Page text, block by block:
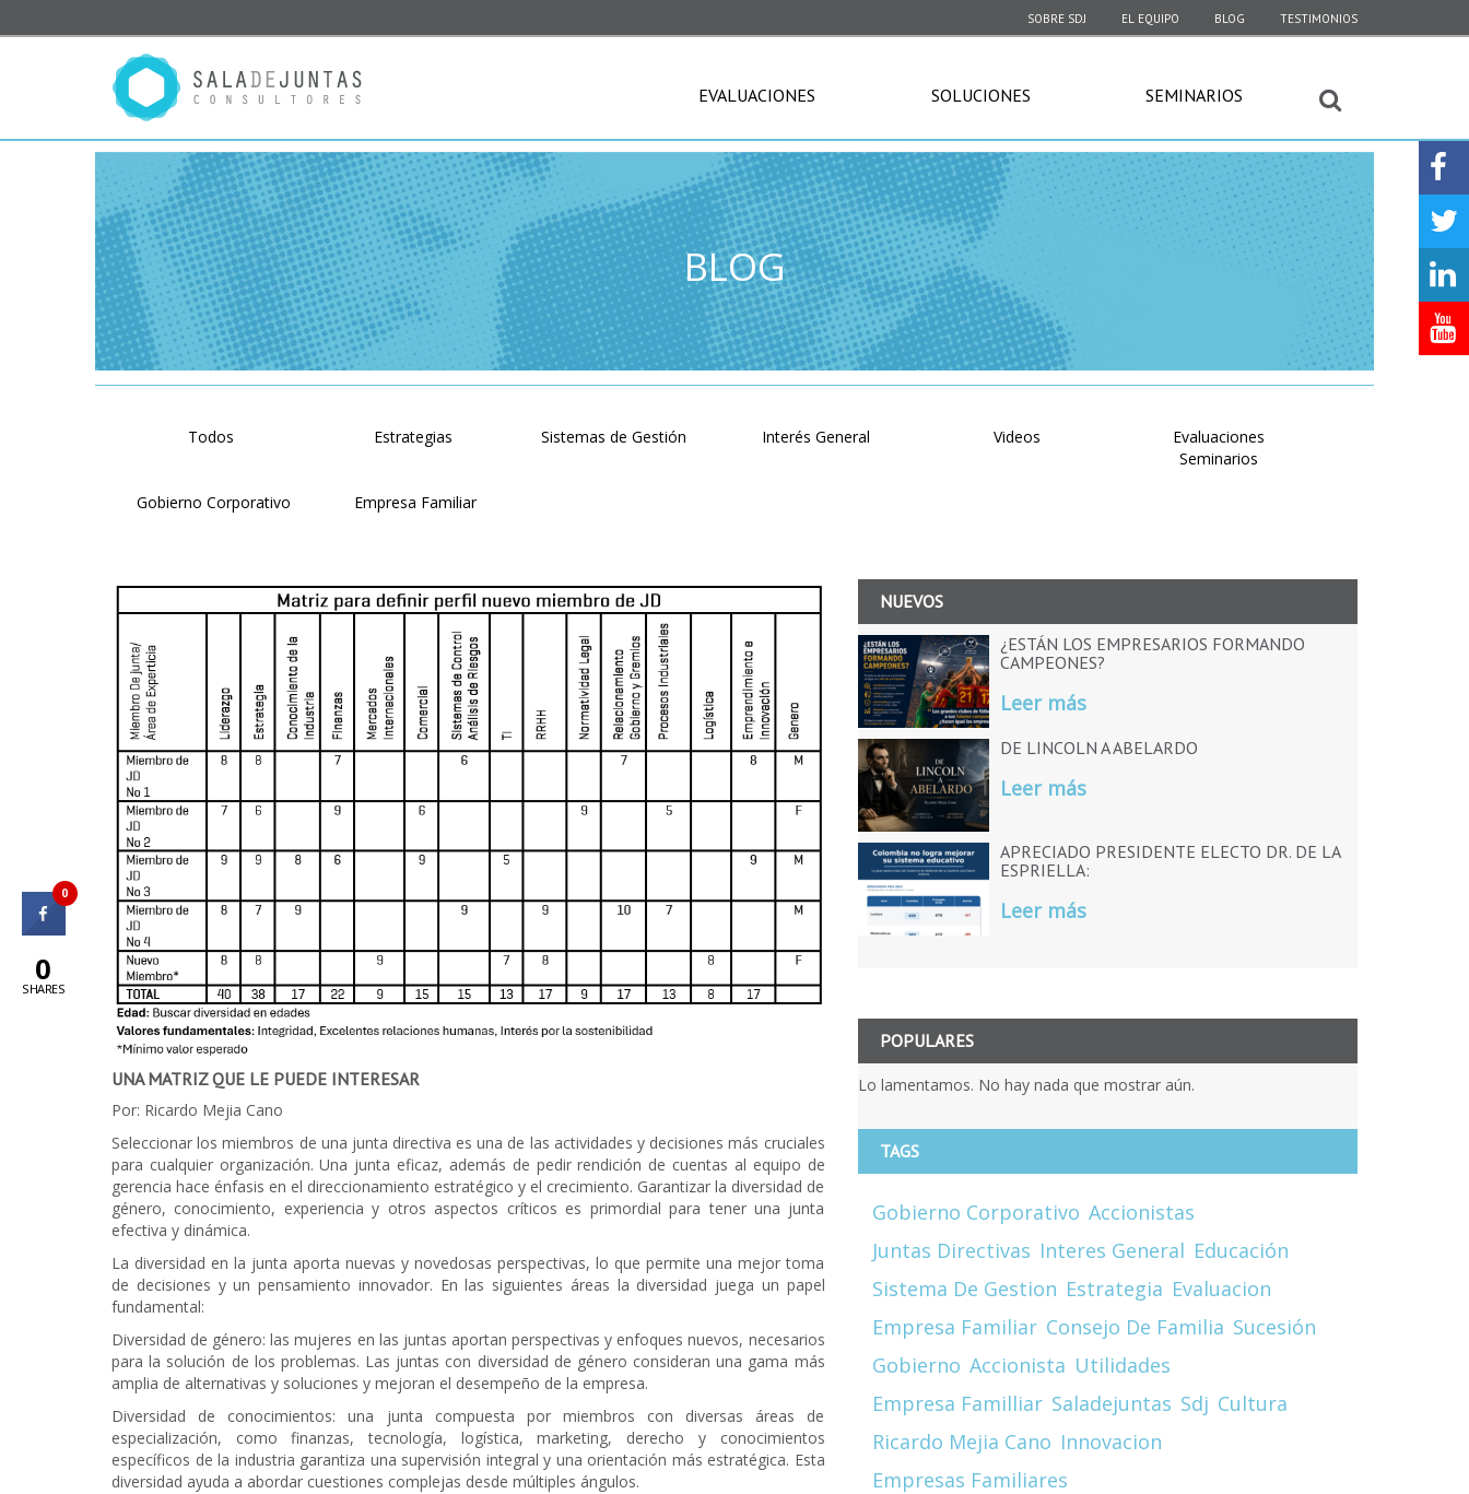
SOBRE SDJ EL EQUIPO BLOG TESTIMONIOS
EVALUACIONES SOLUCIONES SEMINARIOS
BLOG
Todos Estrategias Sistemas de Gestión Interés General Videos
Evaluaciones
Seminarios
Gobierno Corporativo Empresa Familiar
UNA MATRIZ QUE LE PUEDE INTERESAR
Por: Ricardo Mejia Cano
Seleccionar los miembros de una junta directiva es una de las actividades y decisiones más cruciales
para cualquier organización. Una junta eficaz, además de pedir rendición de cuentas al equipo de
gerencia hace énfasis en el direccionamiento estratégico y el crecimiento. Garantizar la diversidad de
género, conocimiento, experiencia y otros aspectos críticos es primordial para tener una junta
efectiva y dinámica.
La diversidad en la junta aporta nuevas y novedosas perspectivas, lo que permite una mejor toma
de decisiones y un pensamiento innovador. En las siguientes áreas la diversidad juega un papel
fundamental:
Diversidad de género: las mujeres en las juntas aportan perspectivas y enfoques nuevos, necesarios
para la solución de los problemas. Las juntas con diversidad de género consideran una gama más
amplia de alternativas y soluciones y mejoran el desempeño de la empresa.
Diversidad de conocimientos: una junta compuesta por miembros con diversas áreas de
especialización, como finanzas, tecnología, logística, marketing, derecho y conocimientos
específicos de la industria garantiza una supervisión integral y una orientación más estratégica. Esta
diversidad ayuda a abordar cuestiones complejas desde múltiples ángulos.
NUEVOS
¿ESTÁN LOS EMPRESARIOS FORMANDO
CAMPEONES?
Leer más
DE LINCOLN A ABELARDO
Leer más
APRECIADO PRESIDENTE ELECTO DR. DE LA
ESPRIELLA:
Leer más
POPULARES
Lo lamentamos. No hay nada que mostrar aún.
TAGS
Gobierno Corporativo Accionistas
Juntas Directivas Interes General Educación
Sistema De Gestion Estrategia Evaluacion
Empresa Familiar Consejo De Familia Sucesión
Gobierno Accionista Utilidades
Empresa Familliar Saladejuntas Sdj Cultura
Ricardo Mejia Cano Innovacion
Empresas Familiares
0
0
SHARES